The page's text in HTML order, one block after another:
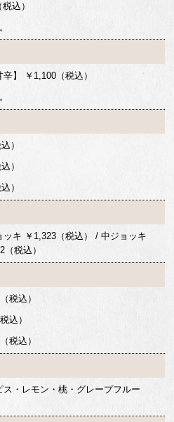
込）
】 ￥1,100（税込）
）
）
）
キ ￥1,323（税込） / 中ジョッキ
税込）
税込）
込）
税込）
・レモン・桃・グレープフルー